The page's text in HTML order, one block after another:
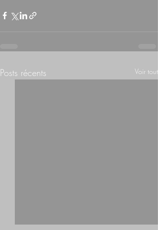
Posts récents Voir tout